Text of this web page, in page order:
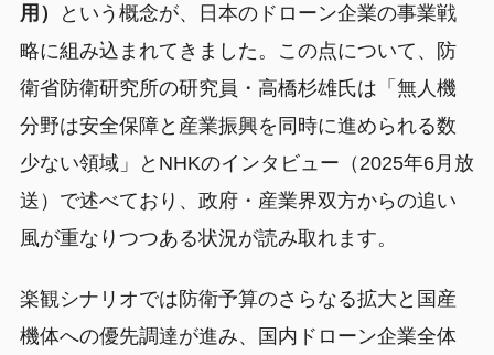
用）
という概念が、日本のドローン企業の事業戦
略に組み込まれてきました。この点について、防
衛省防衛研究所の研究員・高橋杉雄氏は「無人機
分野は安全保障と産業振興を同時に進められる数
少ない領域」とNHKのインタビュー（2025年6月放
送）で述べており、政府・産業界双方からの追い
風が重なりつつある状況が読み取れます。
楽観シナリオでは防衛予算のさらなる拡大と国産
機体への優先調達が進み、国内ドローン企業全体